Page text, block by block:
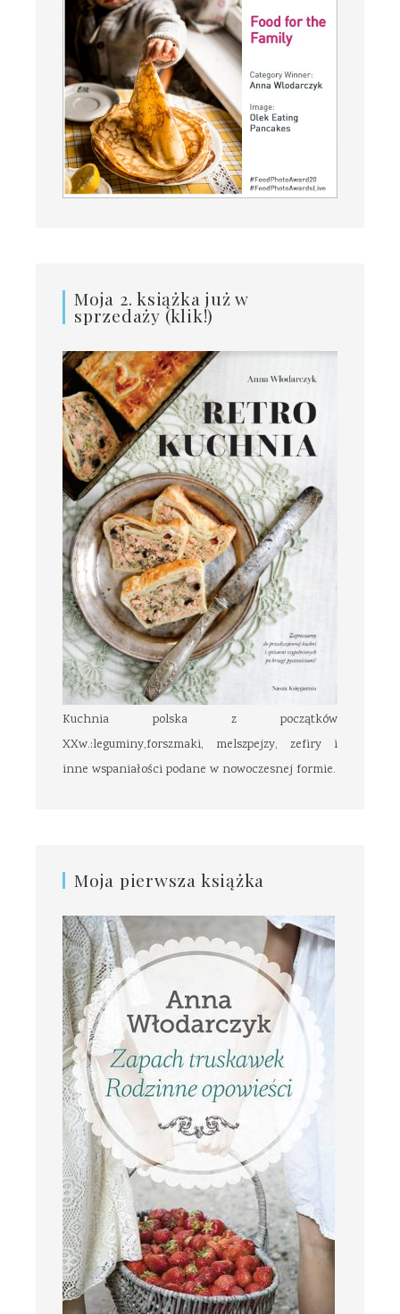
Moja 2. książka już w
sprzedaży (klik!)
Kuchnia polska z początków
XXw.:leguminy,forszmaki, melszpejzy, zefiry i
inne wspaniałości podane w nowoczesnej formie.
Moja pierwsza książka